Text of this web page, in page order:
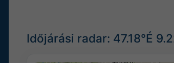
Időjárási radar: 47.18°É